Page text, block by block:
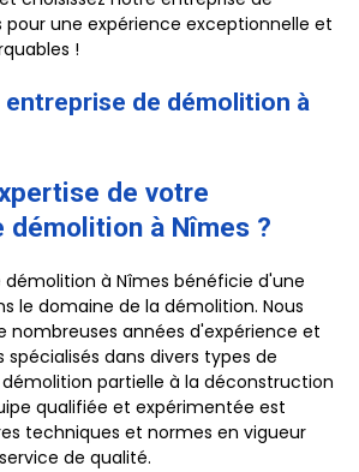
une expérience exceptionnelle et
!
entreprise de démolition à
de votre
démolition à Nîmes ?
démolition à Nîmes bénéficie d'une
le domaine de la démolition. Nous
nombreuses années d'expérience et
dans divers types de
partielle à la déconstruction
qualifiée et expérimentée est
techniques et normes en vigueur
de qualité.